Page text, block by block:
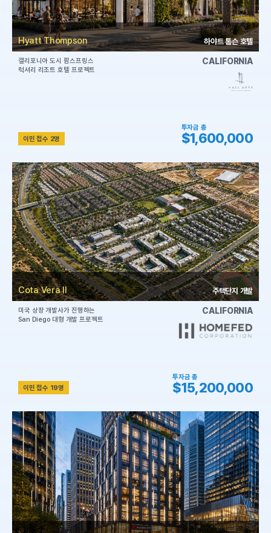
Hyatt Thompson 하야트 톰슨 호텔
캘리포니아 도시 팜스프링스
럭셔리 리조트 호텔 프로젝트
이민 접수 2명
CALIFORNIA
투자금 총
$1,600,000
Cota Vera II 주택단지 개발
미국 상장 개발사가 진행하는
San Diego 대형 개발 프로젝트
이민 접수 19명
CALIFORNIA
투자금 총
$15,200,000